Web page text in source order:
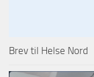
Brev til Helse Nord